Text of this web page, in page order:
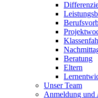
Beratung
Eltern
Unser Team
Anmeldung und